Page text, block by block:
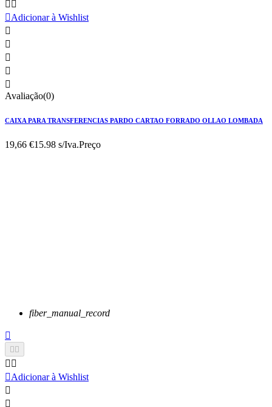
 
Adicionar à Wishlist





Avaliação(0)
CAIXA PARA TRANSFERENCIAS PARDO CARTAO FORRADO OLLAO LOMBADA
19,66 €15.98 s/Iva.Preço
fiber_manual_record

 
 
Adicionar à Wishlist

